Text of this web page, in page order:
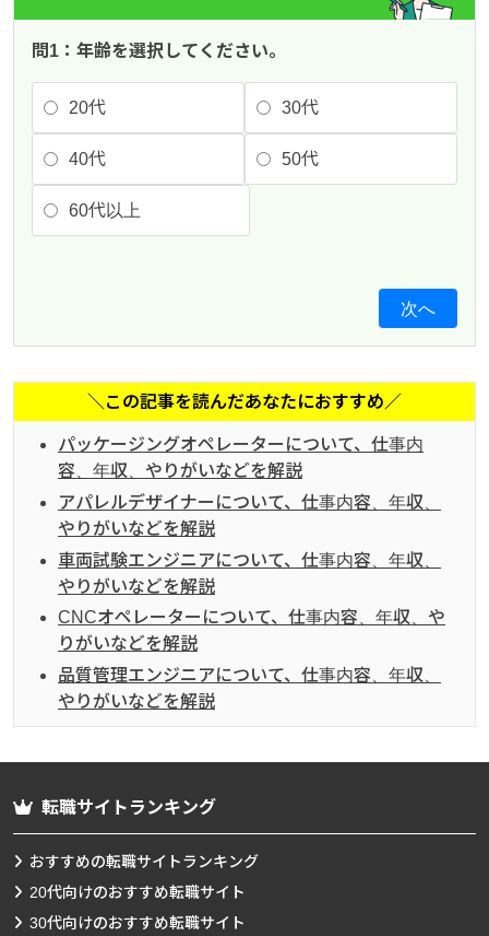
問1：年齢を選択してください。
20代 30代
40代 50代
60代以上
次へ
＼この記事を読んだあなたにおすすめ／
パッケージングオペレーターについて、仕事内
容、年収、やりがいなどを解説
アパレルデザイナーについて、仕事内容、年収、
やりがいなどを解説
車両試験エンジニアについて、仕事内容、年収、
やりがいなどを解説
CNCオペレーターについて、仕事内容、年収、や
りがいなどを解説
品質管理エンジニアについて、仕事内容、年収、
やりがいなどを解説
転職サイトランキング
おすすめの転職サイトランキング
20代向けのおすすめ転職サイト
30代向けのおすすめ転職サイト